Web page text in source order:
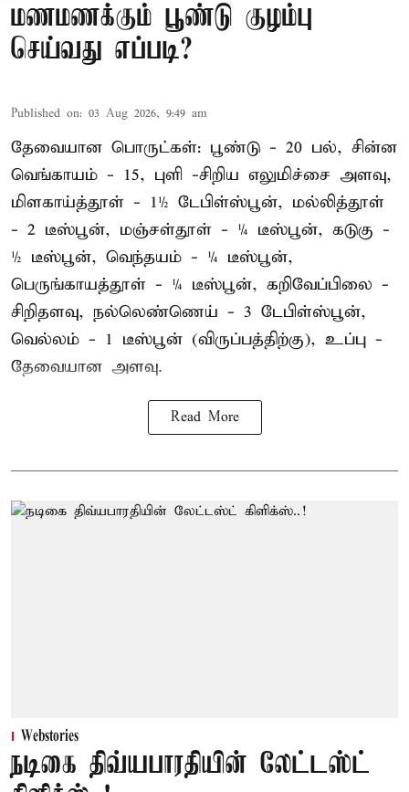
மணமணக்கும் பூண்டு குழம்பு
செய்வது எப்படி?
Published on: 03 Aug 2026, 9:49 am
தேவையான பொருட்கள்: பூண்டு - 20 பல், சின்ன
வெங்காயம் - 15, புளி -சிறிய எலுமிச்சை அளவு,
மிளகாய்த்தூள் - 1½ டேபிள்ஸ்பூன், மல்லித்தூள்
- 2 டீஸ்பூன், மஞ்சள்தூள் - ¼ டீஸ்பூன், கடுகு -
½ டீஸ்பூன், வெந்தயம் - ¼ டீஸ்பூன்,
பெருங்காயத்தூள் - ¼ டீஸ்பூன், கறிவேப்பிலை -
சிறிதளவு, நல்லெண்ணெய் - 3 டேபிள்ஸ்பூன்,
வெல்லம் - 1 டீஸ்பூன் (விருப்பத்திற்கு), உப்பு -
தேவையான அளவு.
Read More
Webstories
நடிகை திவ்யபாரதியின் லேட்டஸ்ட்